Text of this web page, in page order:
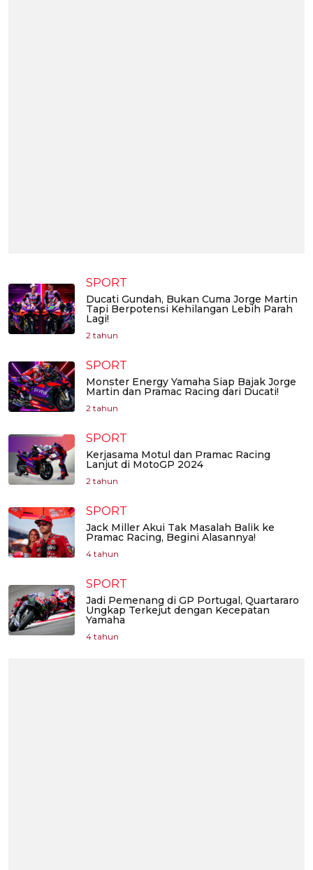
SPORT
Ducati Gundah, Bukan Cuma Jorge Martin
Tapi Berpotensi Kehilangan Lebih Parah
Lagi!
2 tahun
SPORT
Monster Energy Yamaha Siap Bajak Jorge
Martin dan Pramac Racing dari Ducati!
2 tahun
SPORT
Kerjasama Motul dan Pramac Racing
Lanjut di MotoGP 2024
2 tahun
SPORT
Jack Miller Akui Tak Masalah Balik ke
Pramac Racing, Begini Alasannya!
4 tahun
SPORT
Jadi Pemenang di GP Portugal, Quartararo
Ungkap Terkejut dengan Kecepatan
Yamaha
4 tahun